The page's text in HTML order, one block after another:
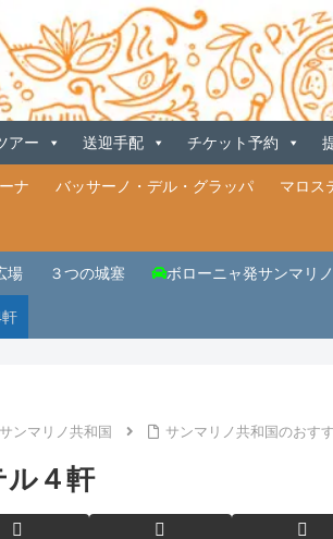
アー 送迎手配 チケット予約
ナ バッサーノ・デル・グラッパ マロス
場 ３つの城塞 ボローニャ発サンマリ
サンマリノ共和国 サンマリノ共和国のおす
ル４軒